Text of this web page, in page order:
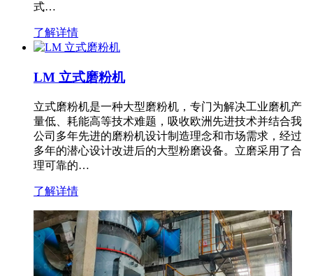
式…
了解详情
LM 立式磨粉机
立式磨粉机是一种大型磨粉机，专门为解决工业磨机产
量低、耗能高等技术难题，吸收欧洲先进技术并结合我
公司多年先进的磨粉机设计制造理念和市场需求，经过
多年的潜心设计改进后的大型粉磨设备。立磨采用了合
理可靠的…
了解详情